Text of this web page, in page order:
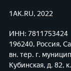
1AK.RU, 2022
ИНН: 7811753424
196240, Россия,
вн. тер. г.
Кубинская, д. 82,